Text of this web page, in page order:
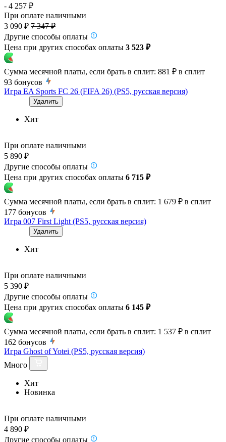
- 4 257 ₽
При оплате наличными
3 090 ₽ 7 347 ₽
Другие способы оплаты
Цена при других способах оплаты 3 523 ₽
Сумма месячной платы, если брать в сплит: 881 ₽ в сплит
93 бонусов
Игра EA Sports FC 26 (FIFA 26) (PS5, русская версия)
Удалить
Хит
При оплате наличными
5 890 ₽
Другие способы оплаты
Цена при других способах оплаты 6 715 ₽
Сумма месячной платы, если брать в сплит: 1 679 ₽ в сплит
177 бонусов
Игра 007 First Light (PS5, русская версия)
Удалить
Хит
При оплате наличными
5 390 ₽
Другие способы оплаты
Цена при других способах оплаты 6 145 ₽
Сумма месячной платы, если брать в сплит: 1 537 ₽ в сплит
162 бонусов
Игра Ghost of Yotei (PS5, русская версия)
Много
Хит
Новинка
При оплате наличными
4 890 ₽
Другие способы оплаты